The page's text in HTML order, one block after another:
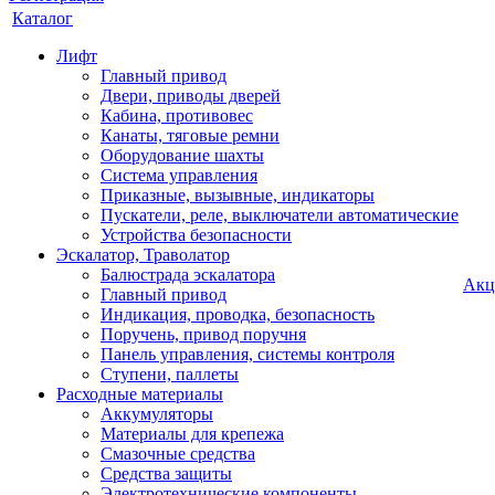
Каталог
Лифт
Главный привод
Двери, приводы дверей
Кабина, противовес
Канаты, тяговые ремни
Оборудование шахты
Система управления
Приказные, вызывные, индикаторы
Пускатели, реле, выключатели автоматические
Устройства безопасности
Эскалатор, Траволатор
Балюстрада эскалатора
Главный привод
Индикация, проводка, безопасность
Поручень, привод поручня
Панель управления, системы контроля
Ступени, паллеты
Расходные материалы
Аккумуляторы
Материалы для крепежа
Смазочные средства
Средства защиты